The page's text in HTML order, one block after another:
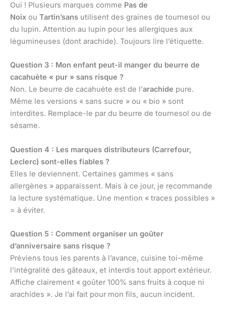
Oui ! Plusieurs marques comme Pas de
Noix ou Tartin’sans utilisent des graines de tournesol ou
du lupin. Attention au lupin pour les allergiques aux
légumineuses (dont arachide). Toujours lire l’étiquette.
Question 3 : Mon enfant peut-il manger du beurre de
cacahuète « pur » sans risque ?
Non. Le beurre de cacahuète est de l’arachide pure.
Même les versions « sans sucre » ou « bio » sont
interdites. Remplace-le par du beurre de tournesol ou de
sésame.
Question 4 : Les marques distributeurs (Carrefour,
Leclerc) sont-elles fiables ?
Elles le deviennent. Certaines gammes « sans
allergènes » apparaissent. Mais à ce jour, je recommande
la lecture systématique. Une mention « traces possibles »
= à éviter.
Question 5 : Comment organiser un goûter
d’anniversaire sans risque ?
Préviens tous les parents à l’avance, cuisine toi-même
l’intégralité des gâteaux, et interdis tout apport extérieur.
Affiche clairement « goûter 100% sans fruits à coque ni
arachides ». Je l’ai fait pour mon fils, aucun incident.